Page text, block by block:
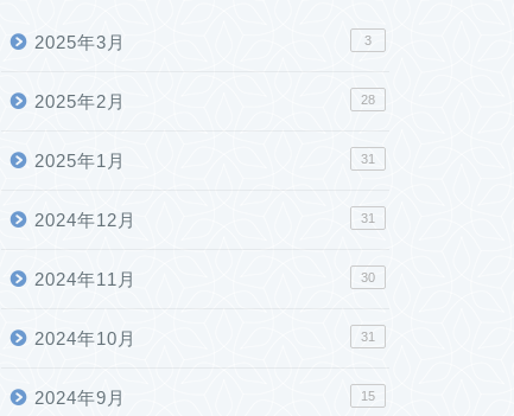
2025年3月 3
2025年2月 28
2025年1月 31
2024年12月 31
2024年11月 30
2024年10月 31
2024年9月 15